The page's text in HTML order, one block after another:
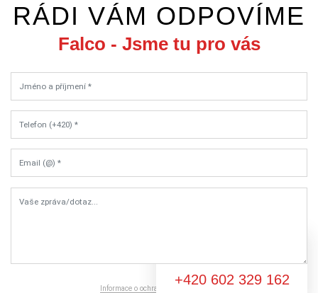
RÁDI VÁM ODPOVÍME
Falco - Jsme tu pro vás
Jméno a příjmení *
Telefon (+420) *
Email (@) *
Vaše zpráva/dotaz...
Informace o ochraně osobních údajů
+420 602 329 162